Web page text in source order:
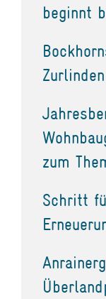
beginnt
zum
Schritt